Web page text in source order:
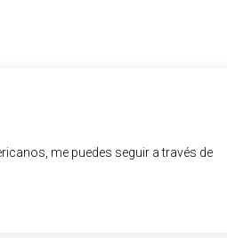
me puedes seguir a través de